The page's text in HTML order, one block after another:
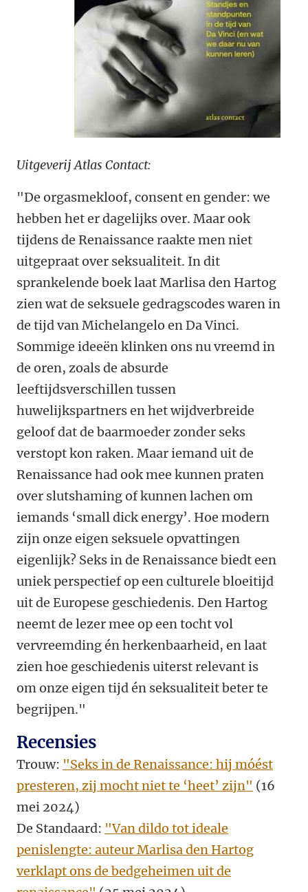
Uitgeverij Atlas Contact:
"De orgasmekloof, consent en gender: we
hebben het er dagelijks over. Maar ook
tijdens de Renaissance raakte men niet
uitgepraat over seksualiteit. In dit
sprankelende boek laat Marlisa den Hartog
zien wat de seksuele gedragscodes waren in
de tijd van Michelangelo en Da Vinci.
Sommige ideeën klinken ons nu vreemd in
de oren, zoals de absurde
leeftijdsverschillen tussen
huwelijkspartners en het wijdverbreide
geloof dat de baarmoeder zonder seks
verstopt kon raken. Maar iemand uit de
Renaissance had ook mee kunnen praten
over slutshaming of kunnen lachen om
iemands ‘small dick energy’. Hoe modern
zijn onze eigen seksuele opvattingen
eigenlijk? Seks in de Renaissance biedt een
uniek perspectief op een culturele bloeitijd
uit de Europese geschiedenis. Den Hartog
neemt de lezer mee op een tocht vol
vervreemding én herkenbaarheid, en laat
zien hoe geschiedenis uiterst relevant is
om onze eigen tijd én seksualiteit beter te
begrijpen."
Recensies
Trouw: "Seks in de Renaissance: hij móést
presteren, zij mocht niet te ‘heet’ zijn" (16
mei 2024)
De Standaard: "Van dildo tot ideale
penislengte: auteur Marlisa den Hartog
verklapt ons de bedgeheimen uit de